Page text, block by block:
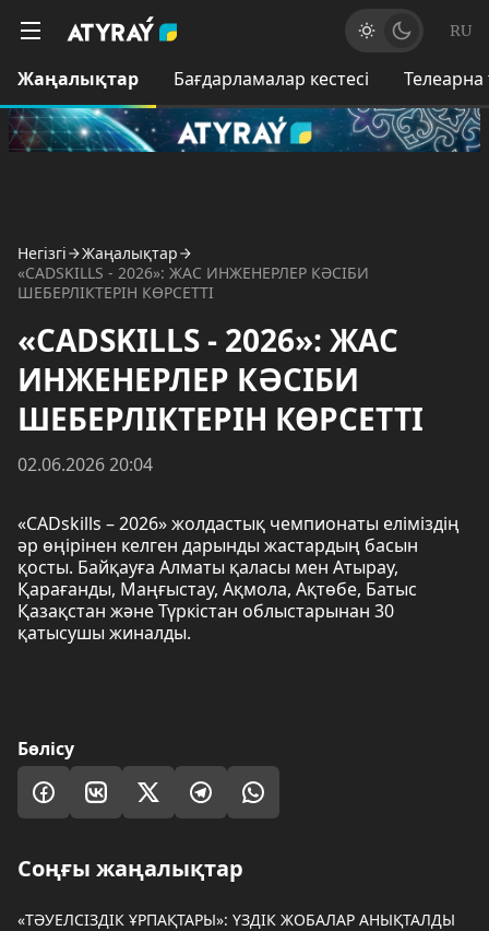
RU
Жаңалықтар Бағдарламалар кестесі
Негізгі
Жаңалықтар
«CADSKILLS - 2026»: ЖАС ИНЖЕНЕРЛЕР КӘСІБИ
ШЕБЕРЛІКТЕРІН КӨРСЕТТІ
«CADSKILLS - 2026»: ЖАС
ИНЖЕНЕРЛЕР КӘСІБИ
ШЕБЕРЛІКТЕРІН КӨРСЕТТІ
02.06.2026 20:04
«CADskills – 2026» жолдастық чемпионаты еліміздің
әр өңірінен келген дарынды жастардың басын
қосты. Байқауға Алматы қаласы мен Атырау,
Қарағанды, Маңғыстау, Ақмола, Ақтөбе, Батыс
Қазақстан және Түркістан облыстарынан 30
қатысушы жиналды.
Бөлісу
Соңғы жаңалықтар
«ТӘУЕЛСІЗДІК ҰРПАҚТАРЫ»: ҮЗДІК ЖОБАЛАР АНЫҚТАЛДЫ